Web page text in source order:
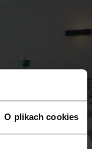
O plikach cookies